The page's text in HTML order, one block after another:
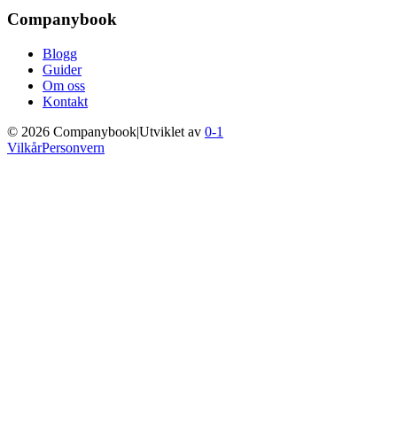
Companybook
Blogg
Guider
Om oss
Kontakt
© 2026 Companybook|Utviklet av 0-1
VilkårPersonvern